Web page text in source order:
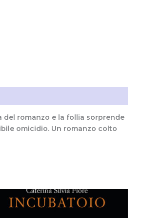
del romanzo e la follia sorprende
omicidio. Un romanzo colto